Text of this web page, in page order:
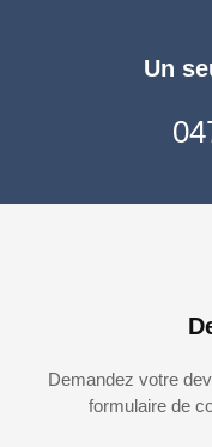
Un
Demandez votre
formulaire de